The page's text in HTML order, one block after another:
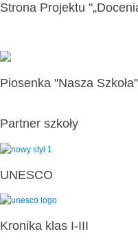
Strona Projektu
Piosenka "Nasza Szkoła"
Partner szkoły
UNESCO
Kronika klas I-III